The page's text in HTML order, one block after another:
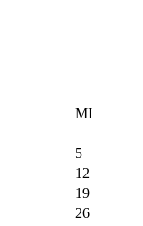
MI
5
12
19
26